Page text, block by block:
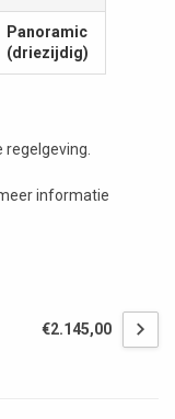
Panoramic
(driezijdig)
informatie
€2.145,00